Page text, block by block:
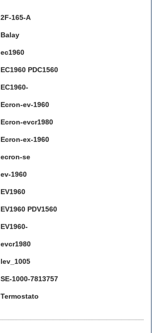
2F-165-A
Balay
ec1960
EC1960 PDC1560
EC1960-
Ecron-ev-1960
Ecron-evcr1980
Ecron-ex-1960
ecron-se
ev-1960
EV1960
EV1960 PDV1560
EV1960-
evcr1980
lev_1005
SE-1000-7813757
Termostato